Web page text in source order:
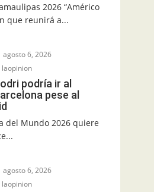
2026 “Américo
que reunirá a...
agosto 6, 2026
laopinion
podría ir al
pese al
del Mundo 2026 quiere
agosto 6, 2026
laopinion